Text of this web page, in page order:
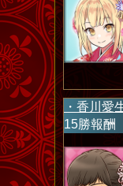
・香川愛
15勝報酬